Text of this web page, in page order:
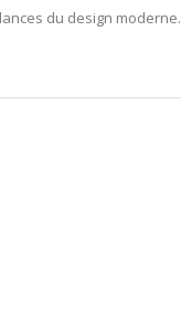
du design moderne.